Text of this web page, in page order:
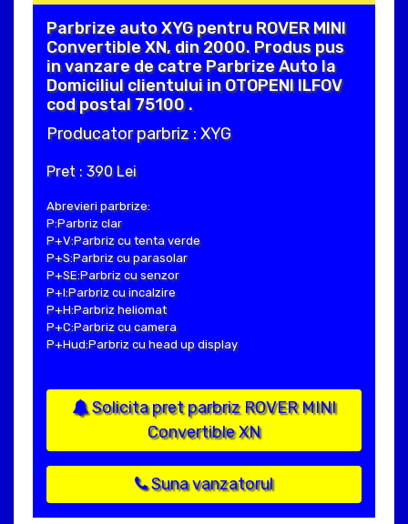
Parbrize auto XYG pentru ROVER MINI
Convertible XN, din 2000. Produs pus
in vanzare de catre Parbrize Auto la
Domiciliul clientului in OTOPENI ILFOV
cod postal 75100 .
Producator parbriz : XYG
Pret : 390 Lei
Abrevieri parbrize:
P:Parbriz clar
P+V:Parbriz cu tenta verde
P+S:Parbriz cu parasolar
P+SE:Parbriz cu senzor
P+I:Parbriz cu incalzire
P+H:Parbriz heliomat
P+C:Parbriz cu camera
P+Hud:Parbriz cu head up display
Solicita pret parbriz ROVER MINI
Convertible XN
Suna vanzatorul